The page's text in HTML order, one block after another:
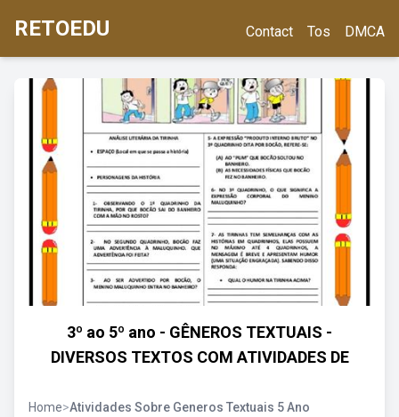
RETOEDU Contact Tos DMCA
3º ao 5º ano - GÊNEROS TEXTUAIS -
DIVERSOS TEXTOS COM ATIVIDADES DE
Home>Atividades Sobre Generos Textuais 5 Ano